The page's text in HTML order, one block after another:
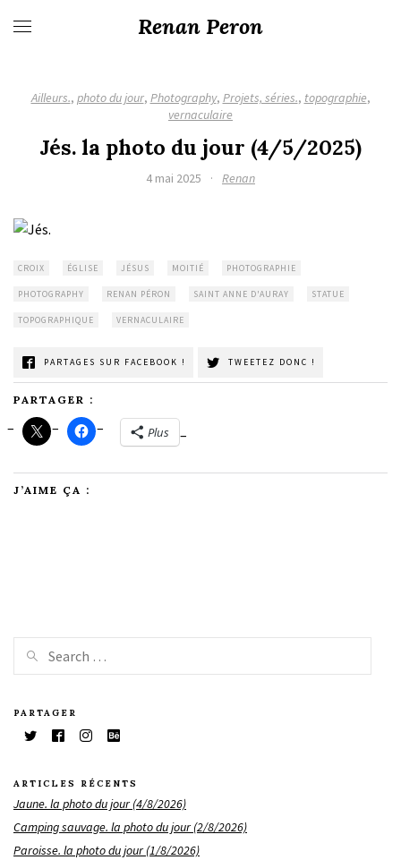
Renan Peron
Ailleurs., photo du jour, Photography, Projets, séries., topographie,
vernaculaire
Jés. la photo du jour (4/5/2025)
4 mai 2025 · Renan
CROIX ÉGLISE JÉSUS MOITIÉ PHOTOGRAPHIE
PHOTOGRAPHY RENAN PÉRON SAINT ANNE D'AURAY STATUE
TOPOGRAPHIQUE VERNACULAIRE
PARTAGES SUR FACEBOOK ! TWEETEZ DONC !
PARTAGER :
Plus
J’AIME ÇA :
PARTAGER
ARTICLES RÉCENTS
Jaune. la photo du jour (4/8/2026)
Camping sauvage. la photo du jour (2/8/2026)
Paroisse. la photo du jour (1/8/2026)